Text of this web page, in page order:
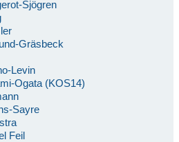
Sjögren
Gräsbeck
Levin
Ogata (KOS14)
Sayre
Feil